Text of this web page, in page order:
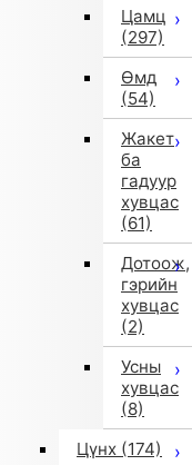
Цамц
(297)
Өмд
(54)
Жакет
ба
гадуур
хувцас
(61)
Дотоож,
гэрийн
хувцас
(2)
Усны
хувцас
(8)
Цүнх (174)